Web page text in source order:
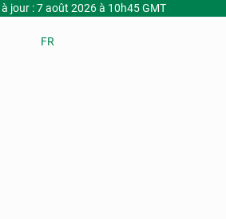
à jour : 7 août 2026 à 10h45 GMT
FR